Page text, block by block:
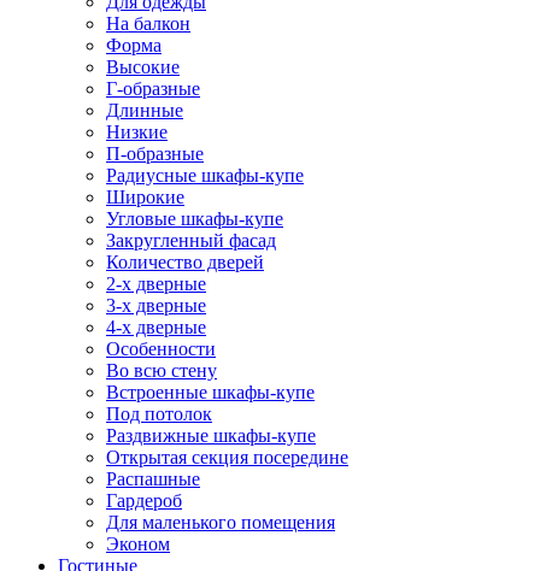
На балкон
Форма
Высокие
Г-образные
Длинные
Низкие
П-образные
Радиусные шкафы-купе
Широкие
Угловые шкафы-купе
Закругленный фасад
Количество дверей
2-х дверные
3-х дверные
4-х дверные
Особенности
Во всю стену
Встроенные шкафы-купе
Под потолок
Раздвижные шкафы-купе
Открытая секция посередине
Распашные
Гардероб
Для маленького помещения
Эконом
Гостиные